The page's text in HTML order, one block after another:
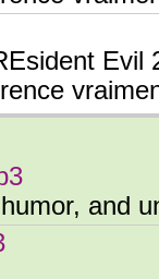
and